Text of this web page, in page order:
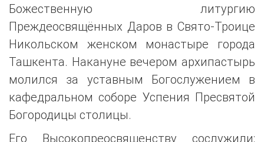
Божественную литургию
Преждеосвящённых Даров в Свято-Троице
Никольском женском монастыре города
Ташкента. Накануне вечером архипастырь
молился за уставным Богослужением в
кафедральном соборе Успения Пресвятой
Богородицы столицы.
Его Высокопреосвященству сослужили: